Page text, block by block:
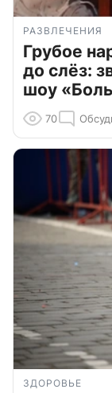
РАЗВЛЕЧЕНИЯ
Грубое
до слёз:
шоу
70
ЗДОРОВЬЕ